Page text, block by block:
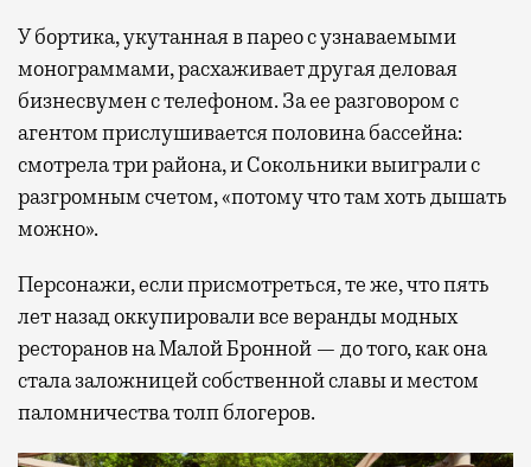
У бортика, укутанная в парео с узнаваемыми
монограммами, расхаживает другая деловая
бизнесвумен с телефоном. За ее разговором с
агентом прислушивается половина бассейна:
смотрела три района, и Сокольники выиграли с
разгромным счетом, «потому что там хоть дышать
можно».
Персонажи, если присмотреться, те же, что пять
лет назад оккупировали все веранды модных
ресторанов на Малой Бронной — до того, как она
стала заложницей собственной славы и местом
паломничества толп блогеров.